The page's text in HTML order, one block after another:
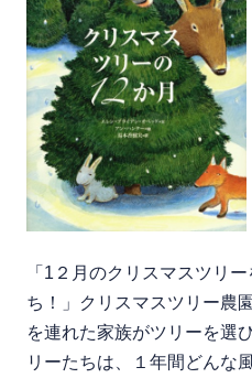
「1２月のクリスマスツリ
ち！」クリスマスツリー農
を連れた家族がツリーを選
リーたちは、１年間どんな